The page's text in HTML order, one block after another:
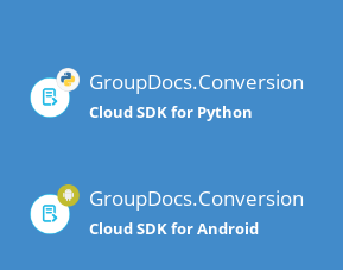
GroupDocs.Conversion
Cloud SDK for Python
GroupDocs.Conversion
Cloud SDK for Android